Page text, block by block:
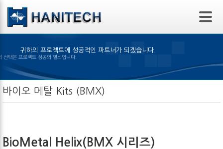
본문 바로가기
귀하의 프로젝트에 성공적인 파트너가 되겠습니다.
알맞은 제품의 선택은 프로젝트 성공의 열쇠입니다.
바이오 메탈 Kits (BMX)
BioMetal Helix(BMX 시리즈)